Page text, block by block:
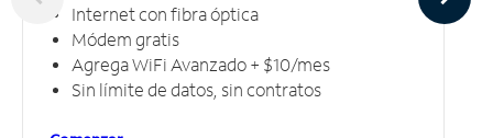
Internet con fibra óptica
Módem gratis
Agrega WiFi Avanzado + $10/mes
Sin límite de datos, sin contratos